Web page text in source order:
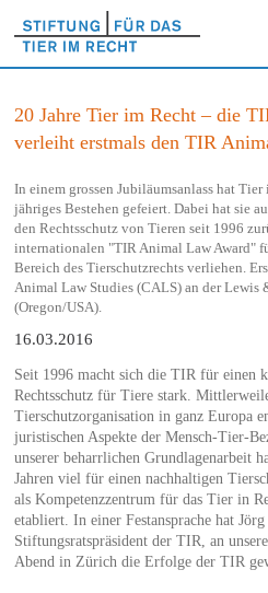
20 Jahre Tier im Recht – die
verleiht erstmals den TIR
In einem grossen Jubiläumsanlass hat
jähriges Bestehen gefeiert. Dabei hat sie
den Rechtsschutz von Tieren seit 1996
internationalen "TIR Animal Law Award"
Bereich des Tierschutzrechts verliehen.
Animal Law Studies (CALS) an der
(Oregon/USA).
16.03.2016
Seit 1996 macht sich die TIR für einen
Rechtsschutz für Tiere stark.
Tierschutzorganisation in ganz Europa
juristischen Aspekte der Mensch-Tier-
unserer beharrlichen Grundlagenarbeit
Jahren viel für einen nachhaltigen
als Kompetenzzentrum für das Tier in
etabliert. In einer Festansprache hat Jörg
Stiftungsratspräsident der TIR, an
Abend in Zürich die Erfolge der TIR